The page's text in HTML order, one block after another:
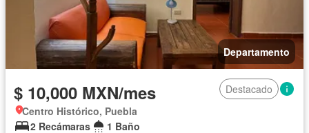
Departamento
$ 10,000 MXN/mes
Destacado
Centro Histórico, Puebla
2 Recámaras
1 Baño